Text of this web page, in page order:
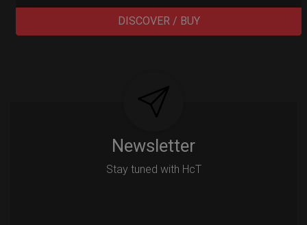
DISCOVER / BUY
Newsletter
Stay tuned with HcT